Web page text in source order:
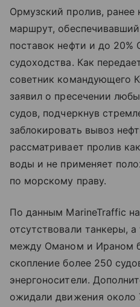
Ормузский пролив,
маршрут,
поставок нефти и до 20%
судоходства. Как
советник командующего
заявил о пресечении
судов, подчеркнув
заблокировать вывоз
рассматривает пролив
воды и не применяет
по морскому праву.
По данным MarineTraffic
отсутствовали танкеры,
между Оманом и Ираном
скопление более 250
энергоносители.
ожидали движения около